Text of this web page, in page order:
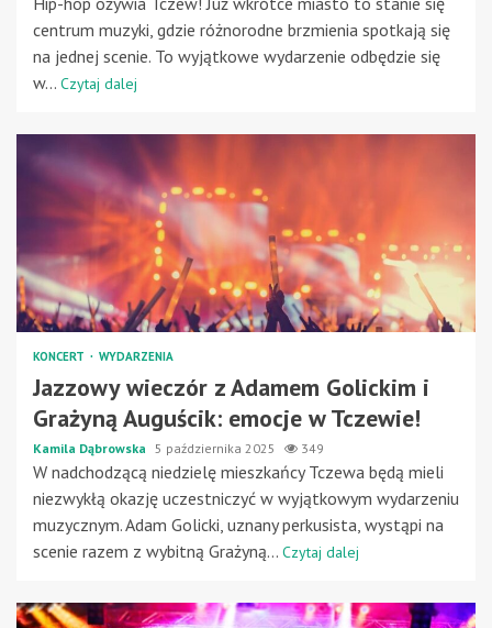
centrum muzyki, gdzie różnorodne brzmienia spotkają się
na jednej scenie. To wyjątkowe wydarzenie odbędzie się
w... Czytaj dalej
KONCERT WYDARZENIA
Jazzowy wieczór z Adamem Golickim i
Grażyną Auguścik: emocje w Tczewie!
Kamila Dąbrowska 5 października 2025 349
W nadchodzącą niedzielę mieszkańcy Tczewa będą mieli
niezwykłą okazję uczestniczyć w wyjątkowym wydarzeniu
muzycznym. Adam Golicki, uznany perkusista, wystąpi na
scenie razem z wybitną Grażyną... Czytaj dalej